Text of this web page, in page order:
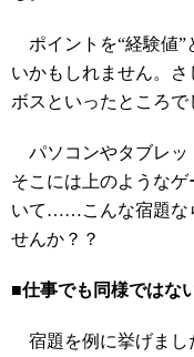
ポイントを“経験値”
いかもしれません。
ボスといったところで
パソコンやタブレッ
そこには上のような
いて……こんな宿題な
せんか？？
■仕事でも同様ではな
宿題を例に挙げまし